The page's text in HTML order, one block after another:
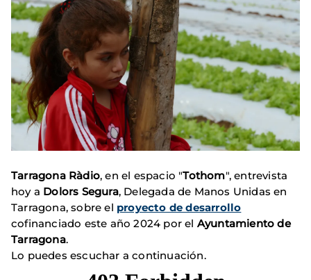
Tarragona Ràdio, en el espacio "Tothom", entrevista
hoy a Dolors Segura, Delegada de Manos Unidas en
Tarragona, sobre el proyecto de desarrollo
cofinanciado este año 2024 por el Ayuntamiento de
Tarragona.
Lo puedes escuchar a continuación.